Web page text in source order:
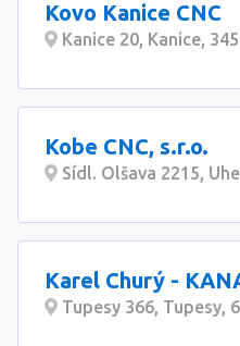
Kovo Kanice CNC
Kanice 20, Kanice,
Kobe CNC, s.r.o.
Sídl. Olšava 2215,
Karel Churý -
Tupesy 366, Tupesy,